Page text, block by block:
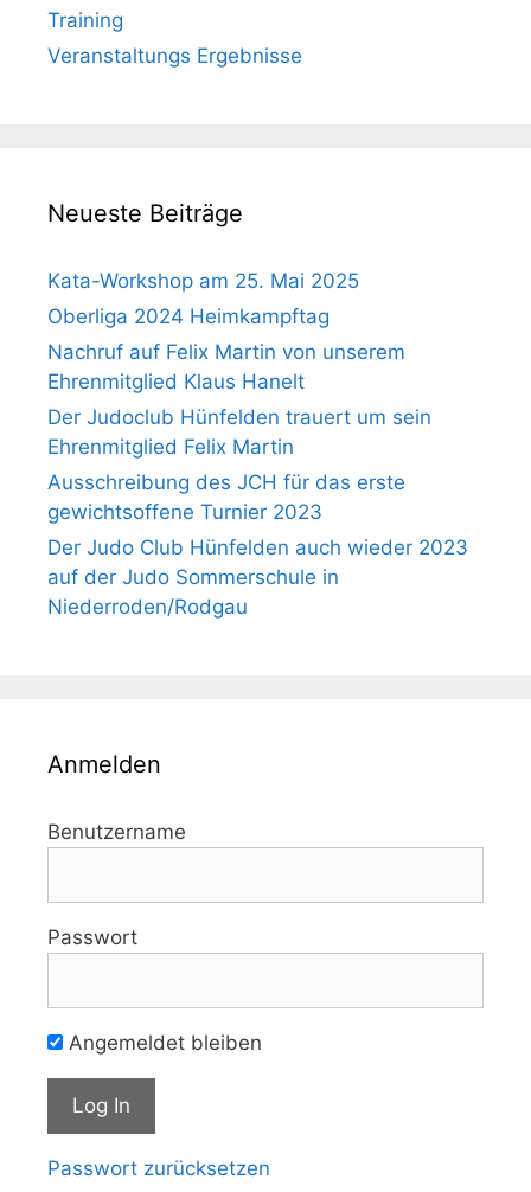
Training
Veranstaltungs Ergebnisse
Neueste Beiträge
Kata-Workshop am 25. Mai 2025
Oberliga 2024 Heimkampftag
Nachruf auf Felix Martin von unserem
Ehrenmitglied Klaus Hanelt
Der Judoclub Hünfelden trauert um sein
Ehrenmitglied Felix Martin
Ausschreibung des JCH für das erste
gewichtsoffene Turnier 2023
Der Judo Club Hünfelden auch wieder 2023
auf der Judo Sommerschule in
Niederroden/Rodgau
Anmelden
Benutzername
Passwort
Angemeldet bleiben
Passwort zurücksetzen